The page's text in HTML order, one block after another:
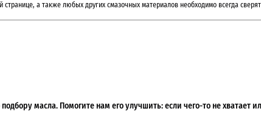
а также любых других смазочных материалов необходимо всегда
масла. Помогите нам его улучшить: если чего-то не